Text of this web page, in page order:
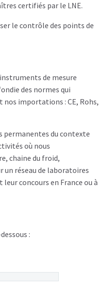
certifiés par le LNE.
le contrôle des points de
de mesure
des normes qui
nos importations : CE, Rohs,
permanentes du contexte
où nous
chaine du froid,
un réseau de laboratoires
concours en France ou à
: